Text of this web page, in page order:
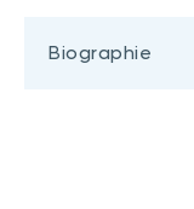
Biographie